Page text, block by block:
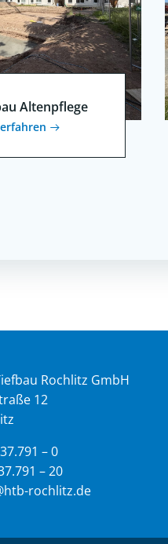
Altenpflege
Rochlitz GmbH
12
– 0
– 20
rochlitz.de